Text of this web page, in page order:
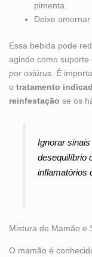
pimenta.
Deixe
Essa bebida pode
agindo como
por oxiúrus. É
o tratamento
reinfestação se os
Ignorar
desequilíbrio
inflamatórios
Mistura de Mamão e
O mamão é